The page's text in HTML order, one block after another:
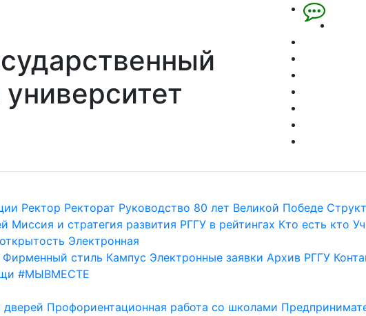
Ректор Ректорат Руководство 80 лет Великой Победе
Миссия и стратегия развития РГГУ в рейтингах Кто есть кто
Электронная
Фирменный стиль Кампус Электронные заявки Архив РГГУ
#МЫВМЕСТЕ
Профориентационная работа со школами